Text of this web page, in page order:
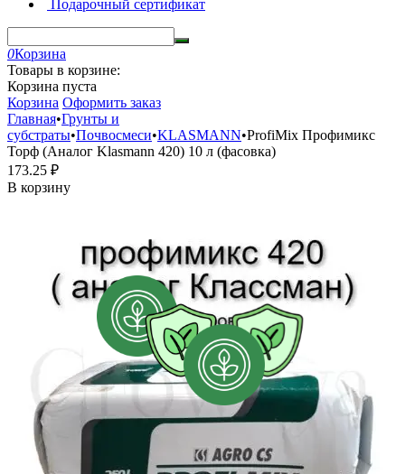
Подарочный сертификат
0Корзина
Товары в корзине:
Корзина пуста
Корзина Оформить заказ
Главная•Грунты и
субстраты•Почвосмеси•KLASMANN•ProfiMix Профимикс
Торф (Аналог Klasmann 420) 10 л (фасовка)
173.25 ₽
В корзину